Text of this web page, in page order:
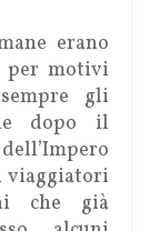
erano
per motivi
gli
dopo il
viaggiatori
che già